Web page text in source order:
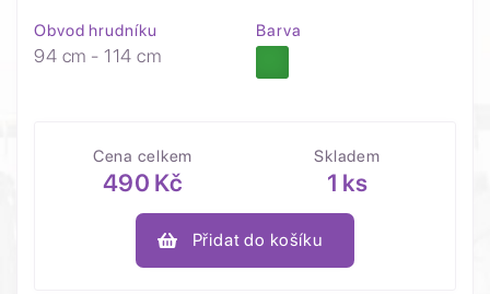
Obvod hrudníku
94 cm - 114 cm
Barva
Cena celkem
490 Kč
Skladem
1 ks
Přidat do košíku